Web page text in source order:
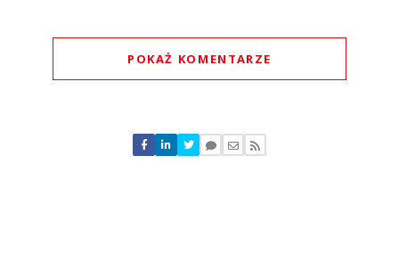
POKAŻ KOMENTARZE
Nie znaleziono komentarzy
Zostaw swoje komentarze